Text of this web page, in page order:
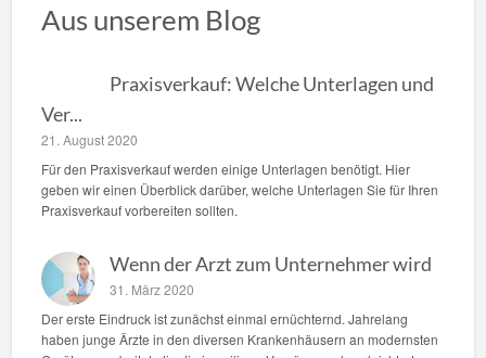
Aus unserem Blog
Praxisverkauf: Welche Unterlagen und
Ver...
21. August 2020
Für den Praxisverkauf werden einige Unterlagen benötigt. Hier
geben wir einen Überblick darüber, welche Unterlagen Sie für Ihren
Praxisverkauf vorbereiten sollten.
Wenn der Arzt zum Unternehmer wird
31. März 2020
Der erste Eindruck ist zunächst einmal ernüchternd. Jahrelang
haben junge Ärzte in den diversen Krankenhäusern an modernsten